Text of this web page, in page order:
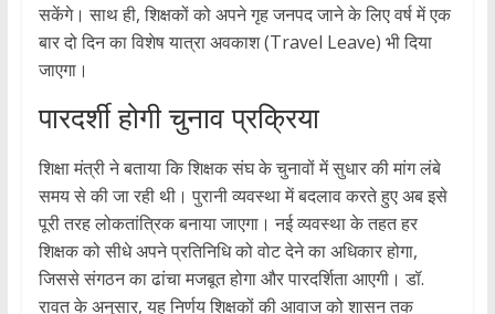
सकेंगे। साथ ही, शिक्षकों को अपने गृह जनपद जाने के लिए वर्ष में एक
बार दो दिन का विशेष यात्रा अवकाश (Travel Leave) भी दिया
जाएगा।
पारदर्शी होगी चुनाव प्रक्रिया
शिक्षा मंत्री ने बताया कि शिक्षक संघ के चुनावों में सुधार की मांग लंबे
समय से की जा रही थी। पुरानी व्यवस्था में बदलाव करते हुए अब इसे
पूरी तरह लोकतांत्रिक बनाया जाएगा। नई व्यवस्था के तहत हर
शिक्षक को सीधे अपने प्रतिनिधि को वोट देने का अधिकार होगा,
जिससे संगठन का ढांचा मजबूत होगा और पारदर्शिता आएगी। डॉ.
रावत के अनुसार, यह निर्णय शिक्षकों की आवाज को शासन तक